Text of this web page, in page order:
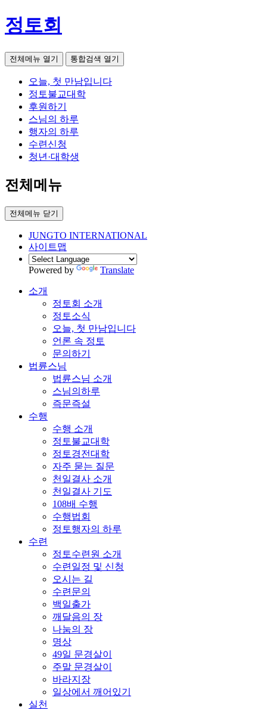
정토회
전체메뉴 열기 통합검색 열기
오늘, 첫 만남입니다
정토불교대학
후원하기
스님의 하루
행자의 하루
수련신청
청년·대학생
전체메뉴
전체메뉴 닫기
JUNGTO INTERNATIONAL
사이트맵
Powered by Translate
소개
정토회 소개
정토소식
오늘, 첫 만남입니다
언론 속 정토
문의하기
법륜스님
법륜스님 소개
스님의하루
즉문즉설
수행
수행 소개
정토불교대학
정토경전대학
자주 묻는 질문
천일결사 소개
천일결사 기도
108배 수행
수행법회
정토행자의 하루
수련
정토수련원 소개
수련일정 및 신청
오시는 길
수련문의
백일출가
깨달음의 장
나눔의 장
명상
49일 문경살이
주말 문경살이
바라지장
일상에서 깨어있기
실천